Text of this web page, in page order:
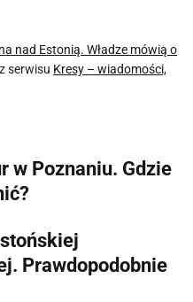
nad Estonią. Władze mówią o
serwisu Kresy – wiadomości,
w Poznaniu. Gdzie
Prawdopodobnie